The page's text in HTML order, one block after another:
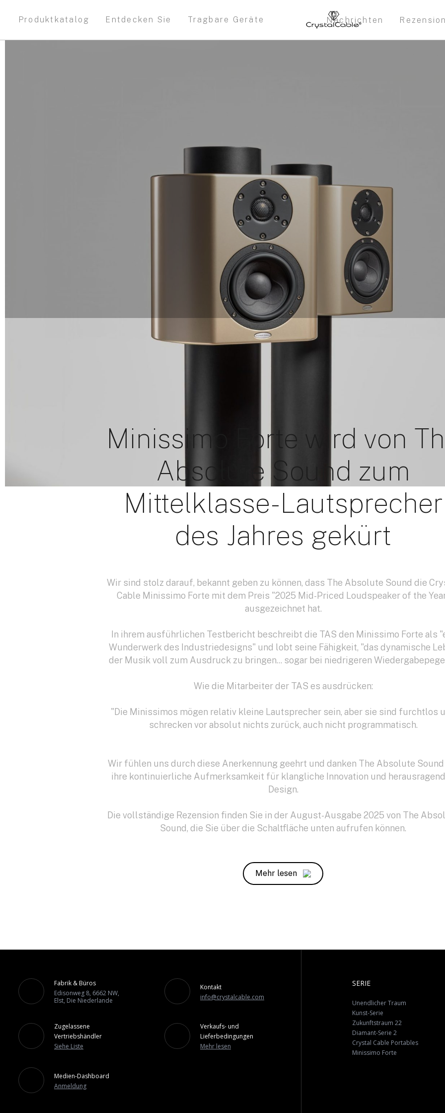
Produktkatalog Entdecken Sie Tragbare Geräte Nachrichten
Minissimo Forte wird von
Absolute Sound zum
Mittelklasse-Lautsprecher
des Jahres gekürt
Wir sind stolz darauf, bekannt geben zu können, dass The Absolute Sound die
Cable Minissimo Forte mit dem Preis "2025 Mid-Priced Loudspeaker of the
ausgezeichnet hat.
In ihrem ausführlichen Testbericht beschreibt die TAS den Minissimo Forte als
Wunderwerk des Industriedesigns" und lobt seine Fähigkeit, "das dynamische
der Musik voll zum Ausdruck zu bringen... sogar bei niedrigeren
Wie die Mitarbeiter der TAS es ausdrücken:
"Die Minissimos mögen relativ kleine Lautsprecher sein, aber sie sind furchtlos
schrecken vor absolut nichts zurück, auch nicht programmatisch.
Wir fühlen uns durch diese Anerkennung geehrt und danken The Absolute
ihre kontinuierliche Aufmerksamkeit für klangliche Innovation und
Design.
Die vollständige Rezension finden Sie in der August-Ausgabe 2025 von The
Sound, die Sie über die Schaltfläche unten aufrufen können.
Mehr lesen
Fabrik & Büros
Edisonweg 8, 6662 NW,
Elst, Die Niederlande
Kontakt
info@crystalcable.com
Zugelassene
Vertriebshändler
Siehe Liste
Verkaufs- und
Lieferbedingungen
Mehr lesen
Medien-Dashboard
Anmeldung
SERIE
Unendlicher Traum
Kunst-Serie
Zukunftstraum 22
Diamant-Serie 2
Crystal Cable Portables
Minissimo Forte